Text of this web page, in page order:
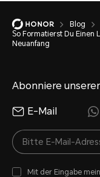
Blog
So Formatierst Du Einen
Neuanfang
Abonniere
E-Mail
Mit der Eingabe